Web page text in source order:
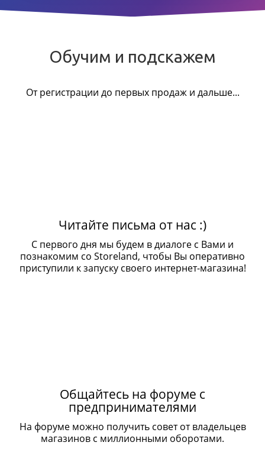
Обучим и подскажем
От регистрации до первых продаж и дальше...
Читайте письма от нас :)
С первого дня мы будем в диалоге с Вами и
познакомим со Storeland, чтобы Вы оперативно
приступили к запуску своего интернет-магазина!
Общайтесь на форуме с
предпринимателями
На форуме можно получить совет от владельцев
магазинов с миллионными оборотами.